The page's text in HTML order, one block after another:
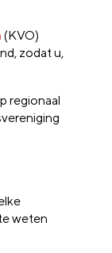
(KVO)
zodat u,
regionaal
weten